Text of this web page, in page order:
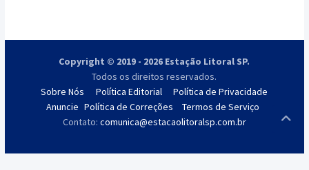
Copyright © 2019 - 2026 Estação Litoral SP.
Todos os direitos reservados.
Sobre Nós
Anuncie
Política Editorial
Política de Correções
Política de Privacidade
Termos de Serviço
Contato: comunica@estacaolitoralsp.com.br